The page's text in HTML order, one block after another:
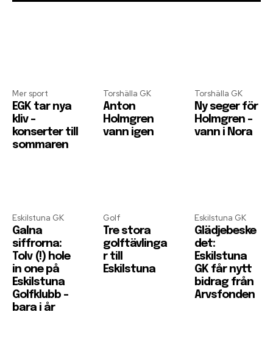
Mer sport
EGK tar nya
kliv –
konserter till
sommaren
Torshälla GK
Anton
Holmgren
vann igen
Torshälla GK
Ny seger för
Holmgren –
vann i Nora
Eskilstuna GK
Galna
siffrorna:
Tolv (!) hole
in one på
Eskilstuna
Golfklubb –
bara i år
Golf
Tre stora
golftävlinga
r till
Eskilstuna
Eskilstuna GK
Glädjebeske
det:
Eskilstuna
GK får nytt
bidrag från
Arvsfonden